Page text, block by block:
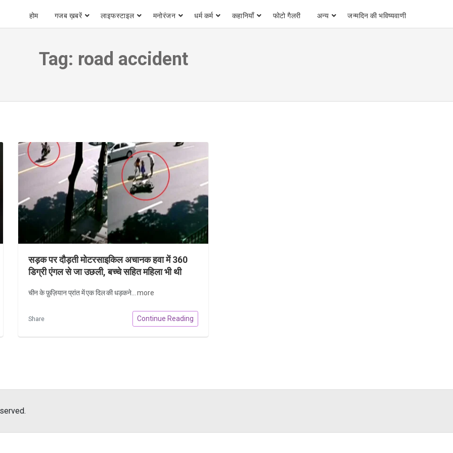
होम गजब ख़बरें लाइफस्टाइल मनोरंजन धर्म कर्म कहानियाँ फोटो गैलरी अन्य जन्मदिन की भविष्यवाणी
Tag: road accident
सड़क पर दौड़ती मोटरसाइकिल अचानक हवा में 360
डिग्री एंगल से जा उछली, बच्चे सहित महिला भी थी
चीन के फ़ुज़ियान प्रांत में एक दिल की धड़कने...more
Share Continue Reading